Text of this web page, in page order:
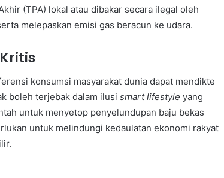
(TPA) lokal atau dibakar secara ilegal oleh
melepaskan emisi gas beracun ke udara.
konsumsi masyarakat dunia dapat mendikte
boleh terjebak dalam ilusi smart lifestyle yang
untuk menyetop penyelundupan baju bekas
untuk melindungi kedaulatan ekonomi rakyat